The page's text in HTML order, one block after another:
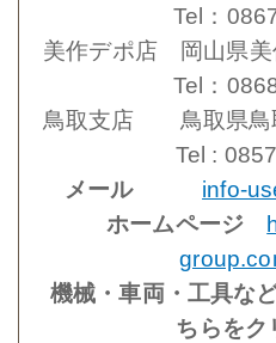
Tel：
美作デポ店 岡山
Tel：
鳥取支店 鳥取県
Tel :
メール info-
ホームページ
機械・車両・工具な
ちらをク